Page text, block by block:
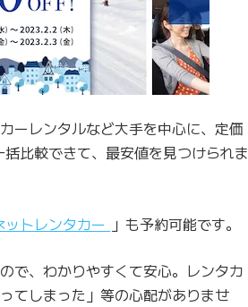
ーレンタルなど大手を中心に、定価
比較できて、最安値を見つけられま
ットレンタカー 」も予約可能です。
で、わかりやすくて安心。レンタカ
てしまった」等の心配がありませ